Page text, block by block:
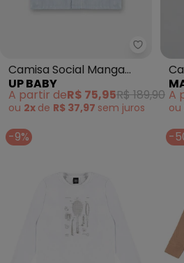
Up
Camisa Social Manga
Longa Bebê Menino
(Azul)
UP BABY
A partir deR$ 75,95R$ 189,90
ou 2x de R$ 37,97 sem juros
A
ou
-9% -